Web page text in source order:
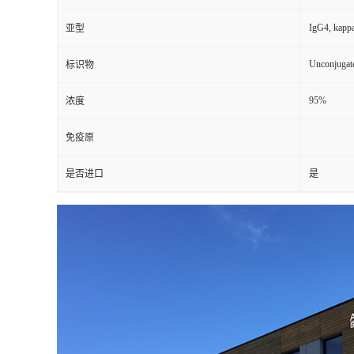
亚型 IgG4,
标识物
浓度 95%
免疫原
是否进口 是